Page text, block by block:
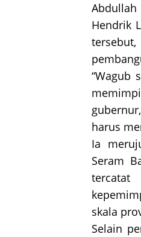
Hendrik
“Wagub
harus
Ia
Seram
skala
Selain